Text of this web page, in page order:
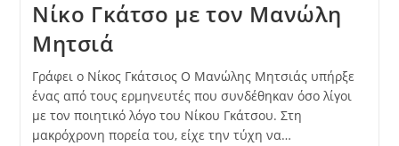
Νίκο Γκάτσο με τον Μανώλη
Μητσιά
Γράφει ο Νίκος Γκάτσιος Ο Μανώλης Μητσιάς υπήρξε
ένας από τους ερμηνευτές που συνδέθηκαν όσο λίγοι
με τον ποιητικό λόγο του Νίκου Γκάτσου. Στη
μακρόχρονη πορεία του, είχε την τύχη να…